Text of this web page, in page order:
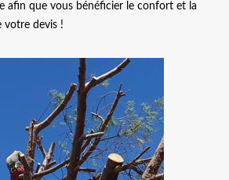
afin que vous bénéficier le confort et la
votre devis !